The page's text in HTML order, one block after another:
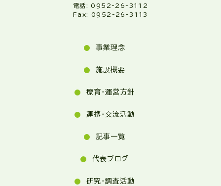
電話: 0952-26-3112
Fax: 0952-26-3113
事業理念
施設概要
療育・運営方針
連携・交流活動
記事一覧
代表ブログ
研究・調査活動